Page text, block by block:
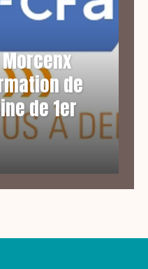
Morcenx
de
de 1er